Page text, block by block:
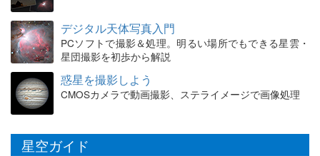
デジタル天体写真入門
PCソフトで撮影＆処理。明るい場所でもできる星雲・
星団撮影を初歩から解説
惑星を撮影しよう
CMOSカメラで動画撮影、ステライメージで画像処理
星空ガイド